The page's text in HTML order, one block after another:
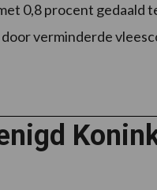
0,8 procent gedaald
verminderde